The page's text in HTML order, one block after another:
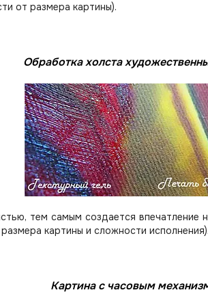
от размера картины).
Обработка холста
тем самым создается
картины и сложности исполнения).
Картина с часовым